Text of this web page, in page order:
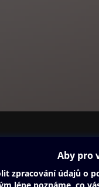
poukaz